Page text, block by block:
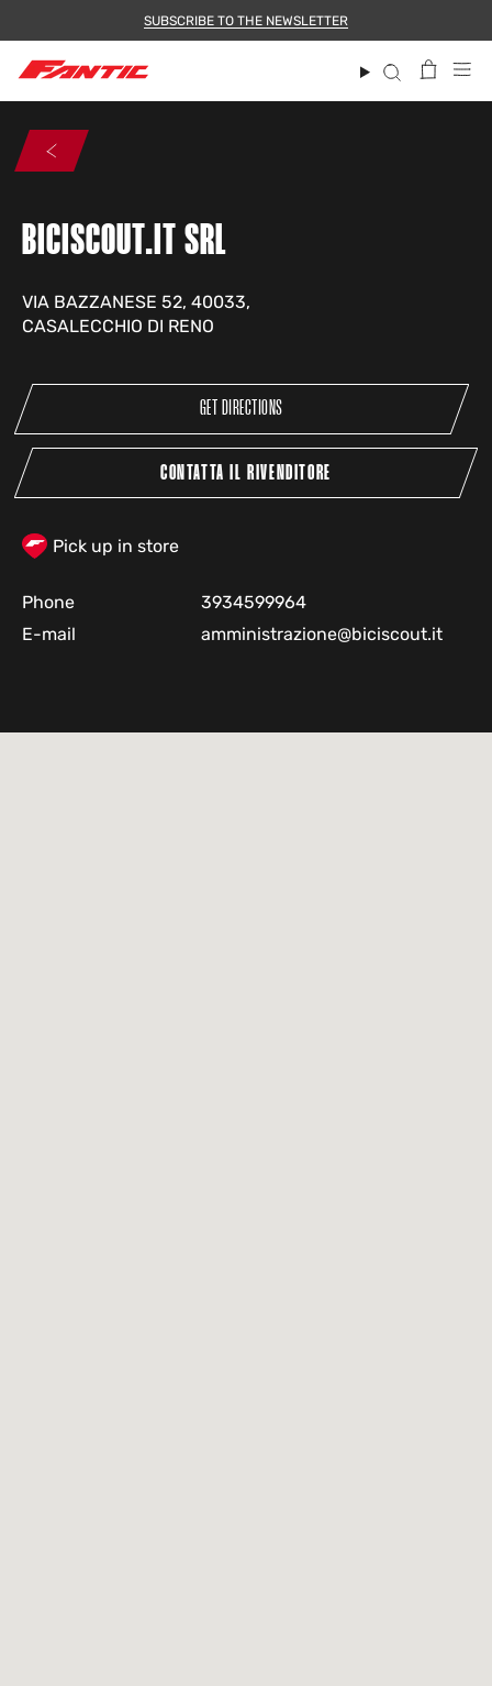
SUBSCRIBE TO THE NEWSLETTER
Search
BICISCOUT.IT SRL
VIA BAZZANESE 52, 40033,
CASALECCHIO DI RENO
GET DIRECTIONS
CONTATTA IL RIVENDITORE
Pick up in store
Phone
3934599964
E-mail
amministrazione@biciscout.it